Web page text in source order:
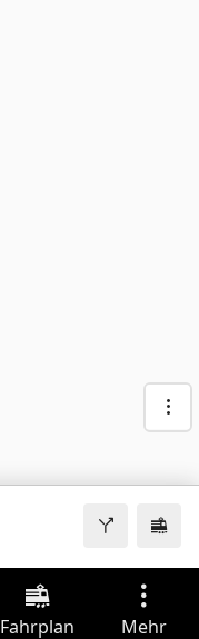
Fahrplan Mehr